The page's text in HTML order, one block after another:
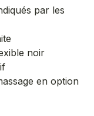
par les
noir
en option